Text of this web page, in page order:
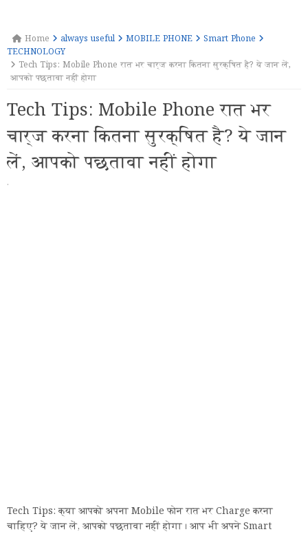
Home always useful MOBILE PHONE
Smart Phone
TECHNOLOGY
Tech Tips: Mobile Phone रात भर चार्ज करना कितना सुरक्षित है? ये जान लें,
आपको पछतावा नहीं होगा
Tech Tips: Mobile Phone रात भर
चार्ज करना कितना सुरक्षित है? ये जान
लें, आपको पछतावा नहीं होगा
·
Tech Tips: क्या आपको अपना Mobile फोन रात भर Charge करना
चाहिए? ये जान लें, आपको पछतावा नहीं होगा । आप भी अपने Smart